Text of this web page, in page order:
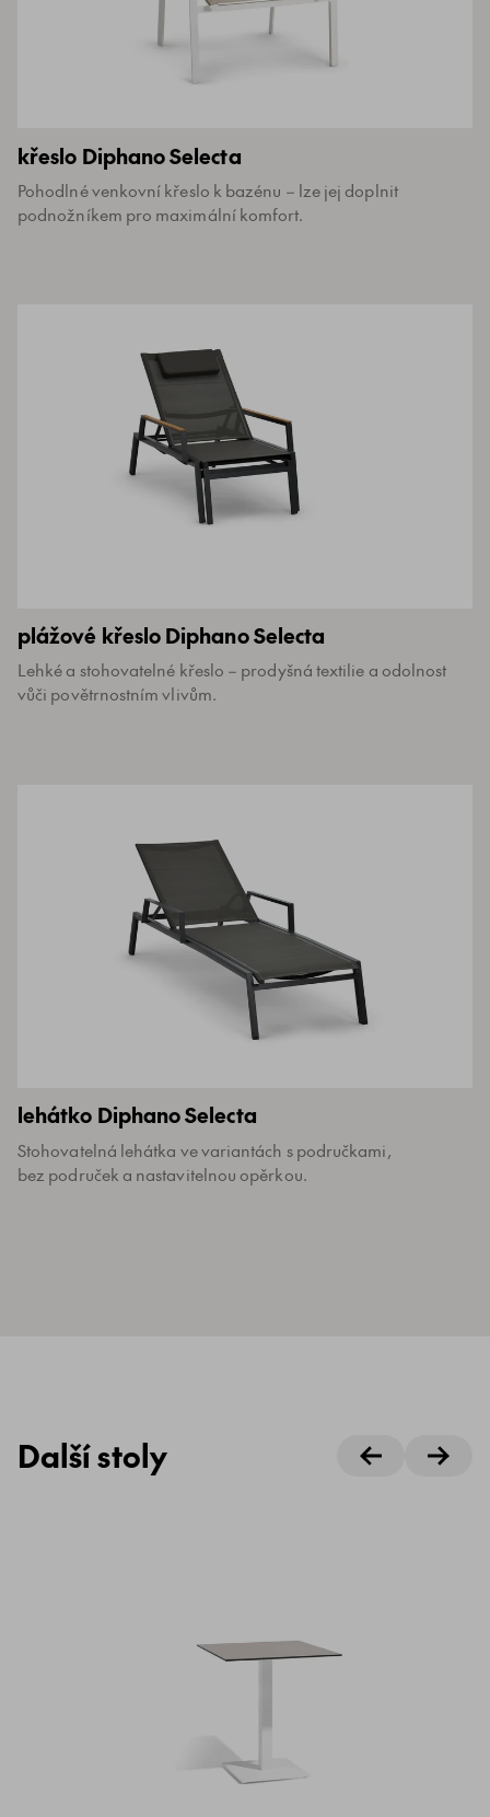
křeslo Diphano Selecta
Pohodlné venkovní křeslo k bazénu – lze jej doplnit
podnožníkem pro maximální komfort.
plážové křeslo Diphano Selecta
Lehké a stohovatelné křeslo – prodyšná textilie a odolnost
vůči povětrnostním vlivům.
lehátko Diphano Selecta
Stohovatelná lehátka ve variantách s područkami,
bez područek a nastavitelnou opěrkou.
Další stoly